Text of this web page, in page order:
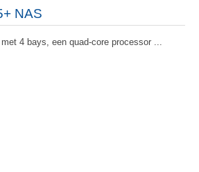
NAS
4 bays, een quad-core processor ...